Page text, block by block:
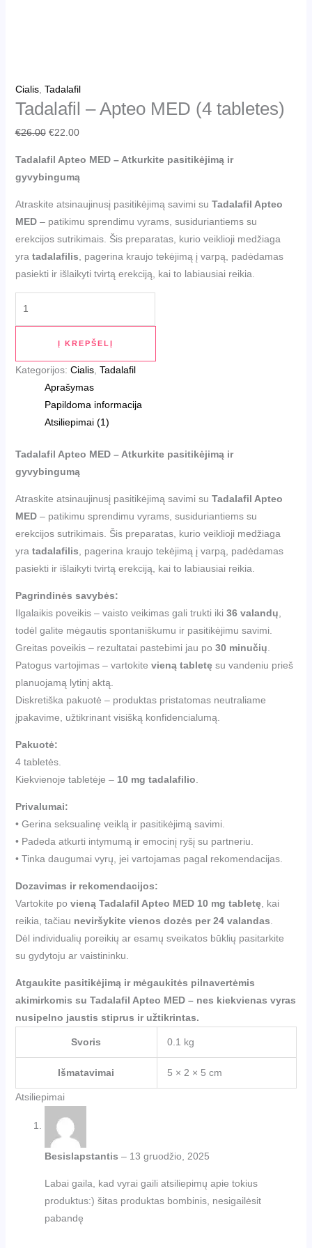
Cialis, Tadalafil
Tadalafil – Apteo MED (4 tabletes)
€26.00 €22.00
Tadalafil Apteo MED – Atkurkite pasitikėjimą ir
gyvybingumą
Atraskite atsinaujinusį pasitikėjimą savimi su Tadalafil Apteo
MED– patikimu sprendimu vyrams, susiduriantiems su
erekcijos sutrikimais. Šis preparatas, kurio veiklioji medžiaga
yra tadalafilis , pagerina kraujo tekėjimą į varpą, padėdamas
pasiekti ir išlaikyti tvirtą erekciją, kai to labiausiai reikia.
Į KREPŠELĮ
Kategorijos: Cialis, Tadalafil
Aprašymas
Papildoma informacija
Atsiliepimai (1)
Tadalafil Apteo MED – Atkurkite pasitikėjimą ir
gyvybingumą
Atraskite atsinaujinusį pasitikėjimą savimi su Tadalafil Apteo
MED– patikimu sprendimu vyrams, susiduriantiems su
erekcijos sutrikimais. Šis preparatas, kurio veiklioji medžiaga
yra tadalafilis , pagerina kraujo tekėjimą į varpą, padėdamas
pasiekti ir išlaikyti tvirtą erekciją, kai to labiausiai reikia.
Pagrindinės savybės:
Ilgalaikis poveikis – vaisto veikimas gali trukti iki 36 valandų
todėl galite mėgautis spontaniškumu ir pasitikėjimu savimi.
Greitas poveikis – rezultatai pastebimi jau po 30 minučių
Patogus vartojimas – vartokite vieną tabletęsu vandeniu prieš
planuojamą lytinį aktą.
Diskretiška pakuotė – produktas pristatomas neutraliame
įpakavime, užtikrinant visišką konfidencialumą.
Pakuotė:
4 tabletės.
Kiekvienoje tabletėje – 10 mg tadalafilio
Privalumai:
• Gerina seksualinę veiklą ir pasitikėjimą savimi.
• Padeda atkurti intymumą ir emocinį ryšį su partneriu.
• Tinka daugumai vyrų, jei vartojamas pagal rekomendacijas.
Dozavimas ir rekomendacijos:
Vartokite po vieną Tadalafil Apteo MED 10 mg tabletę, kai
reikia, tačiau neviršykite vienos dozės per 24 valandas
Dėl individualių poreikių ar esamų sveikatos būklių pasitarkite
su gydytoju ar vaistininku.
Atgaukite pasitikėjimą ir mėgaukitės pilnavertėmis
akimirkomis su Tadalafil Apteo MED – nes kiekvienas vyras
nusipelno jaustis stiprus ir užtikrintas.
Svoris 0.1 kg
Išmatavimai 5 × 2 × 5 cm
Atsiliepimai
Besislapstantis – 13 gruodžio, 2025
Labai gaila, kad vyrai gaili atsiliepimų apie tokius
produktus:) šitas produktas bombinis, nesigailėsit
pabandę